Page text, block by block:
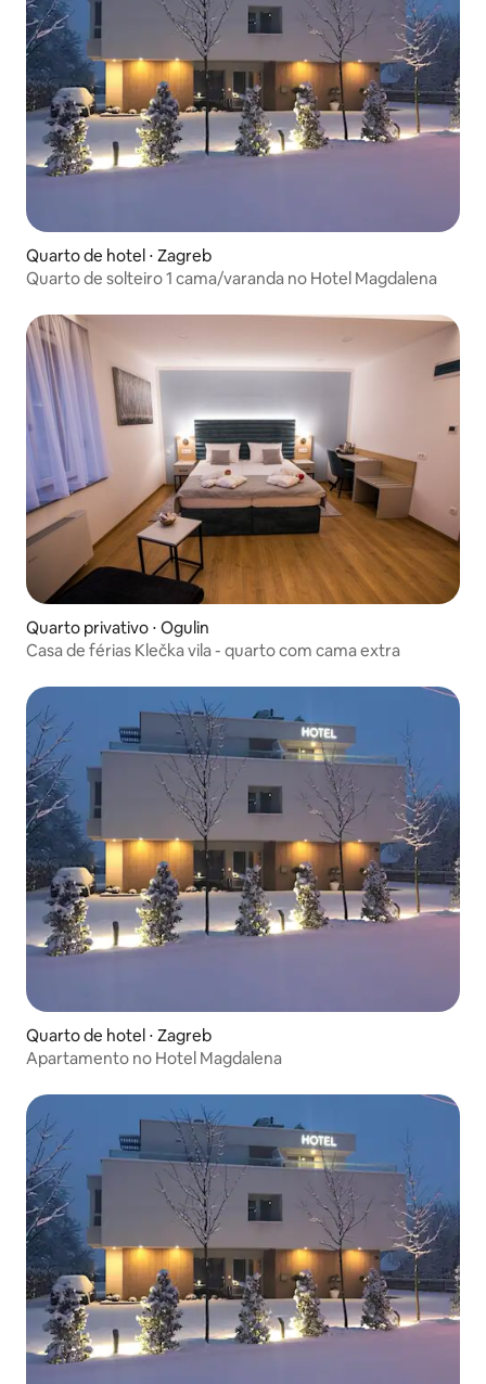
Quarto de hotel ⋅ Zagreb
Quarto de solteiro 1 cama/varanda no Hotel Magdalena
Quarto privativo ⋅ Ogulin
Casa de férias Klečka vila - quarto com cama extra
Quarto de hotel ⋅ Zagreb
Apartamento no Hotel Magdalena